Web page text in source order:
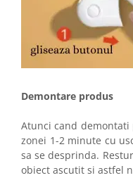
Demontare produs
Atunci cand
zonei 1-2 minute cu
sa se desprinda.
obiect ascutit si astfel